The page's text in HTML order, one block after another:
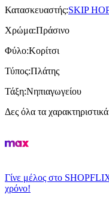
Κατασκευαστής:SKIP
Χρώμα:Πράσινο
Φύλο:Κορίτσι
Τύπος:Πλάτης
Τάξη:Νηπιαγωγείου
Δες όλα τα χαρακτηριστικά
Γίνε μέλος στο
χρόνο!